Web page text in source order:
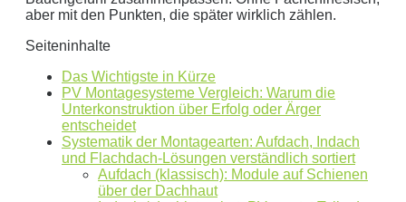
Bitte lasse dieses Feld leer.
aber mit den Punkten, die später wirklich zählen.
Seiteninhalte
Das Wichtigste in Kürze
PV Montagesysteme Vergleich: Warum die
Unterkonstruktion über Erfolg oder Ärger
entscheidet
Systematik der Montagearten: Aufdach, Indach
und Flachdach-Lösungen verständlich sortiert
Aufdach (klassisch): Module auf Schienen
über der Dachhaut